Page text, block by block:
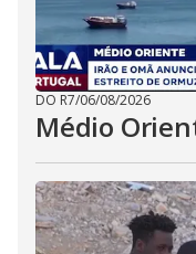
DO R7/06/08/2026
Médio